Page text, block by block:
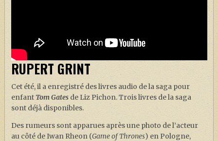
RUPERT GRINT
Cet été, il a enregistré des livres audio de la saga pour
enfantTom Gates de Liz Pichon. Trois livres de la saga
sont déjà disponibles.
Des rumeurs sont apparues après une photo de l’acteur
au côté de Iwan Rheon (Game of Thrones) en Pologne,